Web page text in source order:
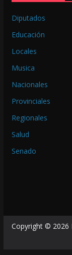
Diputados
Educación
Locales
Musica
Nacionales
Provinciales
Regionales
Salud
Senado
Copyright © 2026